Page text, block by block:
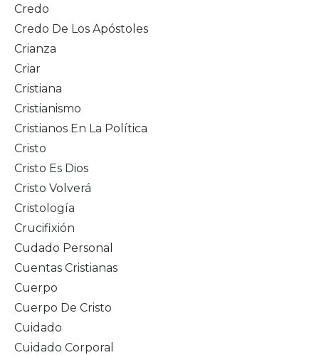
Credo
Credo De Los Apóstoles
Crianza
Criar
Cristiana
Cristianismo
Cristianos En La Política
Cristo
Cristo Es Dios
Cristo Volverá
Cristología
Crucifixión
Cudado Personal
Cuentas Cristianas
Cuerpo
Cuerpo De Cristo
Cuidado
Cuidado Corporal